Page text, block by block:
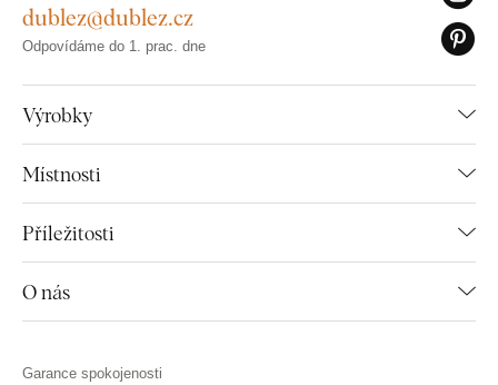
Výrobky
Místnosti
Příležitosti
O nás
dublez@dublez.cz
Odpovídáme do 1. prac. dne
Garance spokojenosti